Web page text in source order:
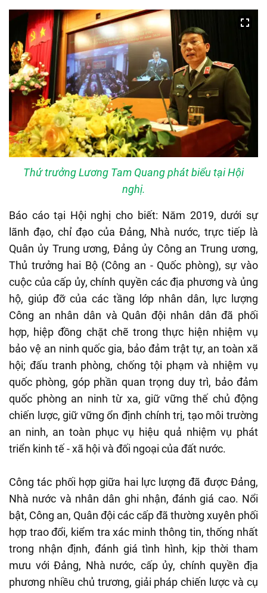
Thứ trưởng Lương Tam Quang phát biểu tại Hội
nghị.
Báo cáo tại Hội nghị cho biết: Năm 2019, dưới sự
lãnh đạo, chỉ đạo của Đảng, Nhà nước, trực tiếp là
Quân ủy Trung ương, Đảng ủy Công an Trung ương,
Thủ trưởng hai Bộ (Công an - Quốc phòng), sự vào
cuộc của cấp ủy, chính quyền các địa phương và ủng
hộ, giúp đỡ của các tầng lớp nhân dân, lực lượng
Công an nhân dân và Quân đội nhân dân đã phối
hợp, hiệp đồng chặt chẽ trong thực hiện nhiệm vụ
bảo vệ an ninh quốc gia, bảo đảm trật tự, an toàn xã
hội; đấu tranh phòng, chống tội phạm và nhiệm vụ
quốc phòng, góp phần quan trọng duy trì, bảo đảm
quốc phòng an ninh từ xa, giữ vững thế chủ động
chiến lược, giữ vững ổn định chính trị, tạo môi trường
an ninh, an toàn phục vụ hiệu quả nhiệm vụ phát
triển kinh tế - xã hội và đối ngoại của đất nước.
Công tác phối hợp giữa hai lực lượng đã được Đảng,
Nhà nước và nhân dân ghi nhận, đánh giá cao. Nổi
bật, Công an, Quân đội các cấp đã thường xuyên phối
hợp trao đổi, kiểm tra xác minh thông tin, thống nhất
trong nhận định, đánh giá tình hình, kịp thời tham
mưu với Đảng, Nhà nước, cấp ủy, chính quyền địa
phương nhiều chủ trương, giải pháp chiến lược và cụ